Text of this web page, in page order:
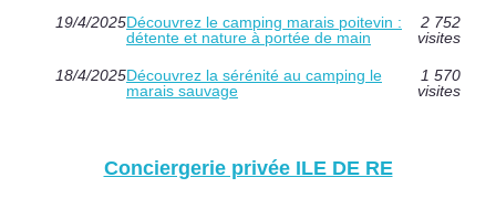
19/4/2025Découvrez le camping marais poitevin :
détente et nature à portée de main
2 752
visites
18/4/2025Découvrez la sérénité au camping le
marais sauvage
1 570
visites
Conciergerie privée ILE DE RE